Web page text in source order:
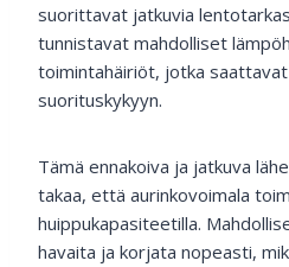
suorittavat jatkuvia
tunnistavat mahdolliset
toimintahäiriöt, jotka
suorituskykyyn.
Tämä ennakoiva ja jatkuva
takaa, että aurinkovoimala
huippukapasiteetilla.
havaita ja korjata nopeasti,